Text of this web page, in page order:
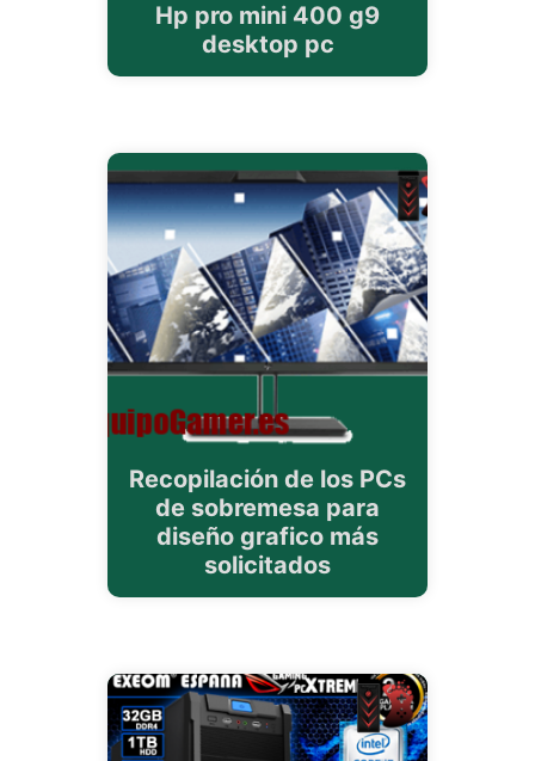
Hp pro mini 400 g9
desktop pc
Recopilación de los PCs
de sobremesa para
diseño grafico más
solicitados